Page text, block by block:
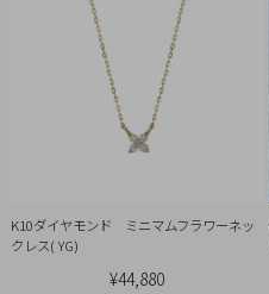
K10ダイヤモンド ミニマムフラワーネッ
クレス( YG)
¥44,880
特
定